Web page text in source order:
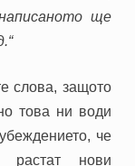
ще
слова, защото
това ни води
че
растат нови